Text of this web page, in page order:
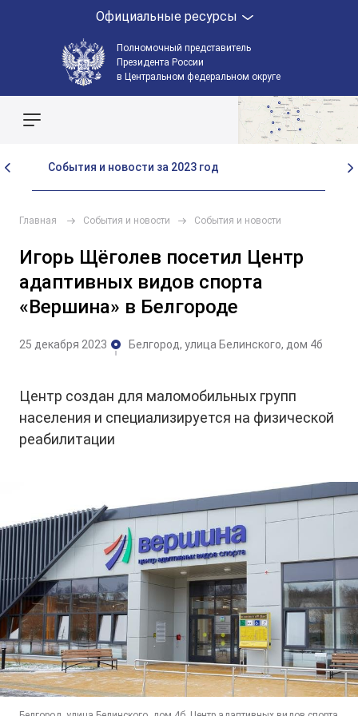
Полномочный представитель
Президента России
в Центральном федеральном округе
Официальные ресурсы
События и новости за 2023 год
Главная События и новости События и новости
Игорь Щёголев посетил Центр
адаптивных видов спорта
«Вершина» в Белгороде
25 декабря 2023 Белгород, улица Белинского, дом 4б
Центр создан для маломобильных групп
населения и специализируется на физической
реабилитации